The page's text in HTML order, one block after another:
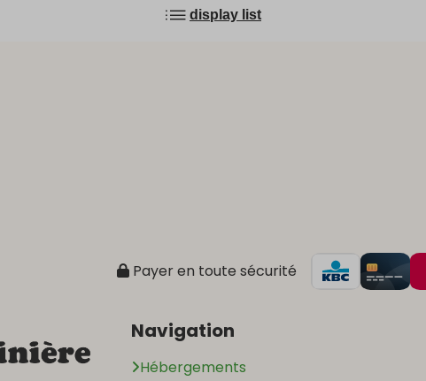
Payer en toute sécurité
Navigation
Hébergements